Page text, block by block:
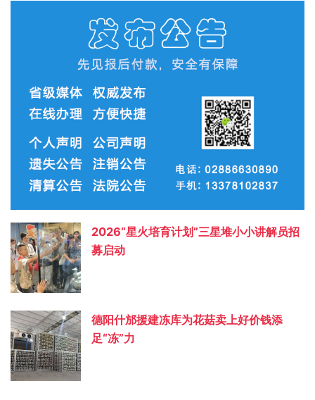
2026“星火培育计划”三星堆小小讲解员招
募启动
德阳什邡援建冻库为花菇卖上好价钱添
足“冻”力